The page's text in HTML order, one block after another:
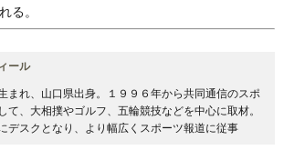
る。
ール
まれ、山口県出身。１９９６年から共同通信のスポ
て、大相撲やゴルフ、五輪競技などを中心に取材。
デスクとなり、より幅広くスポーツ報道に従事